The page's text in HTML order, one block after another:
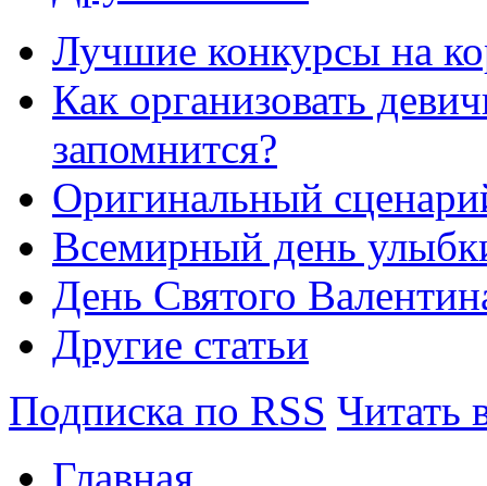
Лучшие конкурсы на
Как организовать
запомнится?
Оригинальный
Всемирный день
День Святого
Другие статьи
Подписка по RSS Читать